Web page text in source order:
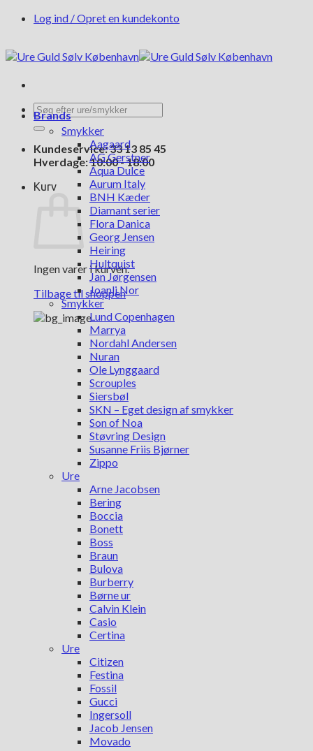
FortsætLog ind / Opret en kundekonto
Søg
efter:
Kundeservice: 33 13 85 45
Hverdage: 10:00 - 18:00
Kurv
Ingen varer i kurven.
Tilbage til shoppen
Brands
Smykker
Aagaard
AG Gerstner
Aqua Dulce
Aurum Italy
BNH Kæder
Diamant serier
Flora Danica
Georg Jensen
Heiring
Hultquist
Jan Jørgensen
Joanli Nor
Smykker
Lund Copenhagen
Marrya
Nordahl Andersen
Nuran
Ole Lynggaard
Scrouples
Siersbøl
SKN – Eget design af smykker
Son of Noa
Støvring Design
Susanne Friis Bjørner
Zippo
Ure
Arne Jacobsen
Bering
Boccia
Bonett
Boss
Braun
Bulova
Burberry
Børne ur
Calvin Klein
Casio
Certina
Ure
Citizen
Festina
Fossil
Gucci
Ingersoll
Jacob Jensen
Movado